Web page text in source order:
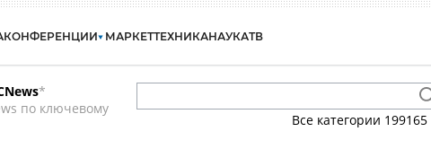
КОНФЕРЕНЦИИ МАРКЕТТЕХНИКАНАУКАТВ
*
по ключевому
Все категории 199165